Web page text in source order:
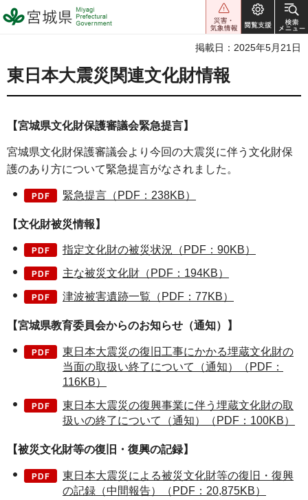
宮城県 Miyagi Prefectural
Government
掲載日：2025年5月21日
東日本大震災関連文化財情報
【宮城県文化財保護審議会緊急提言】
宮城県文化財保護審議会より今回の大震災に伴う文化財保
護のあり方について緊急提言がなされました。
緊急提言（PDF：238KB）
【文化財被災情報】
指定文化財の被災状況（PDF：90KB）
主な被災文化財（PDF：194KB）
津波被害遺跡一覧（PDF：77KB）
【宮城県教育委員会からのお知らせ（通知）】
東日本大震災の復旧工事にかかる埋蔵文化財の
当面の取扱い終了について（通知）（PDF：
116KB）
東日本大震災の復興事業に伴う埋蔵文化財の取
扱いの終了について（通知）（PDF：100KB）
【被災文化財等の復旧・復興の記録】
東日本大震災による被災文化財等の復旧・復興
の記録（中間報告）（PDF：20,875KB）